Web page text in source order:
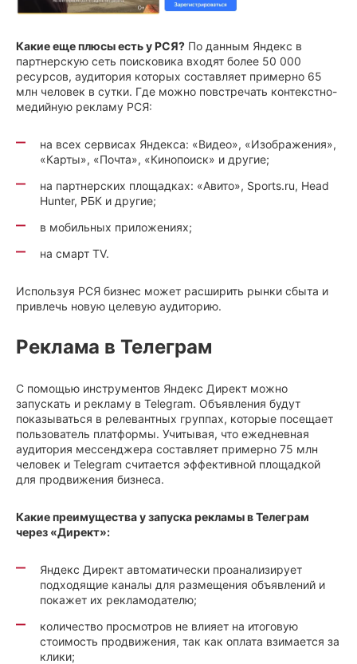
Какие еще плюсы есть у РСЯ? По данным Яндекс в
партнерскую сеть поисковика входят более 50 000
ресурсов, аудитория которых составляет примерно 65
млн человек в сутки. Где можно повстречать контекстно-
медийную рекламу РСЯ:
на всех сервисах Яндекса: «Видео», «Изображения»,
«Карты», «Почта», «Кинопоиск» и другие;
на партнерских площадках: «Авито», Sports.ru, Head
Hunter, РБК и другие;
в мобильных приложениях;
на смарт TV.
Используя РСЯ бизнес может расширить рынки сбыта и
привлечь новую целевую аудиторию.
Реклама в Телеграм
С помощью инструментов Яндекс Директ можно
запускать и рекламу в Telegram. Объявления будут
показываться в релевантных группах, которые посещает
пользователь платформы. Учитывая, что ежедневная
аудитория мессенджера составляет примерно 75 млн
человек и Telegram считается эффективной площадкой
для продвижения бизнеса.
Какие преимущества у запуска рекламы в Телеграм
через «Директ»:
Яндекс Директ автоматически проанализирует
подходящие каналы для размещения объявлений и
покажет их рекламодателю;
количество просмотров не влияет на итоговую
стоимость продвижения, так как оплата взимается за
клики;